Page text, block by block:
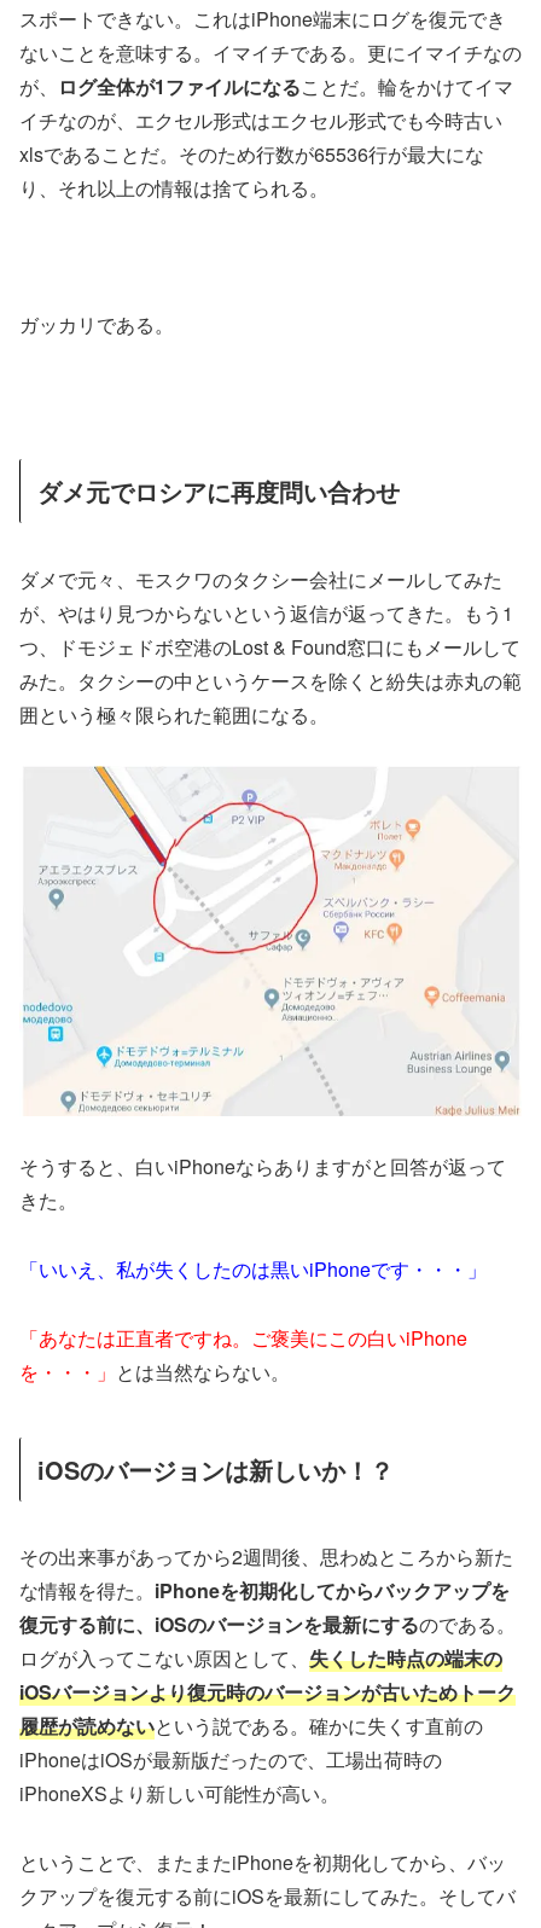
スポートできない。これはiPhone端末にログを復元でき
ないことを意味する。イマイチである。更にイマイチなの
が、
ログ全体が1ファイルになることだ。輪をかけてイマ
イチなのが、エクセル形式はエクセル形式でも今時古い
xlsであることだ。そのため行数が65536行が最大にな
り、それ以上の情報は捨てられる。
ガッカリである。
ダメ元でロシアに再度問い合わせ
ダメで元々、モスクワのタクシー会社にメールしてみた
が、やはり見つからないという返信が返ってきた。もう1
つ、ドモジェドボ空港のLost & Found窓口にもメールして
みた。タクシーの中というケースを除くと紛失は赤丸の範
囲という極々限られた範囲になる。
そうすると、白いiPhoneならありますがと回答が返って
きた。
「いいえ、私が失くしたのは黒いiPhoneです・・・」
「あなたは正直者ですね。ご褒美にこの白いiPhone
を・・・」 とは当然ならない。
iOSのバージョンは新しいか！？
その出来事があってから2週間後、思わぬところから新た
な情報を得た。 iPhoneを初期化してからバックアップを
復元する前に、iOSのバージョンを最新にするのである。
ログが入ってこない原因として、 失くした時点の端末の
iOSバージョンより復元時のバージョンが古いためトーク
履歴が読めないという説である。確かに失くす直前の
iPhoneはiOSが最新版だったので、工場出荷時の
iPhoneXSより新しい可能性が高い。
ということで、またまたiPhoneを初期化してから、バッ
クアップを復元する前にiOSを最新にしてみた。そしてバ